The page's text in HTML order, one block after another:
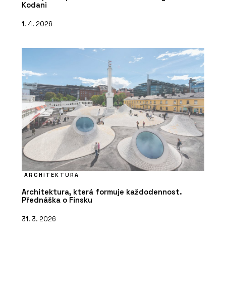
Kodani
1. 4. 2026
ARCHITEKTURA
Architektura, která formuje každodennost.
Přednáška o Finsku
31. 3. 2026